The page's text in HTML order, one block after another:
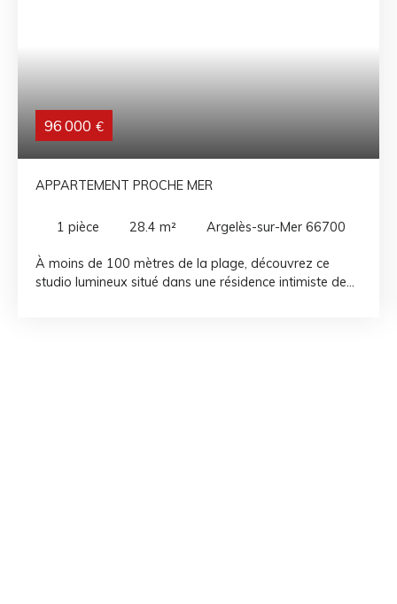
96 000 €
APPARTEMENT PROCHE MER
1 pièce 28.4 m² Argelès-sur-Mer 66700
À moins de 100 mètres de la plage, découvrez ce
studio lumineux situé dans une résidence intimiste de